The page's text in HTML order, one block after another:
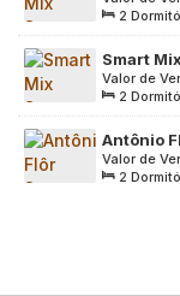
vaga
Norte,
2
39.00m² ,
Smart
| 39
vaga
Valor de
Norte,
2
Útil: 39
Antônio
| sem
Valor de
Norte,
2